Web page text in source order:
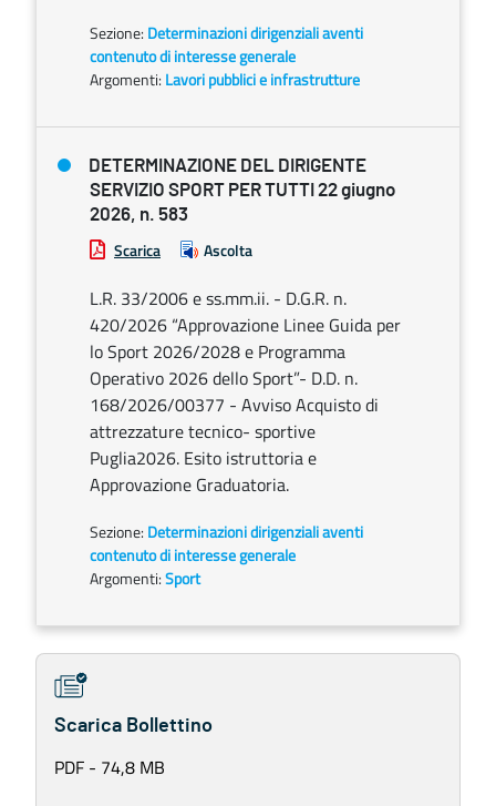
Sezione: Determinazioni dirigenziali aventi
contenuto di interesse generale
Argomenti: Lavori pubblici e infrastrutture
DETERMINAZIONE DEL DIRIGENTE
SERVIZIO SPORT PER TUTTI 22 giugno
2026, n. 583
Scarica Ascolta
L.R. 33/2006 e ss.mm.ii. - D.G.R. n.
420/2026 “Approvazione Linee Guida per
lo Sport 2026/2028 e Programma
Operativo 2026 dello Sport”- D.D. n.
168/2026/00377 - Avviso Acquisto di
attrezzature tecnico- sportive
Puglia2026. Esito istruttoria e
Approvazione Graduatoria.
Sezione: Determinazioni dirigenziali aventi
contenuto di interesse generale
Argomenti:Sport
Scarica Bollettino
PDF - 74,8 MB